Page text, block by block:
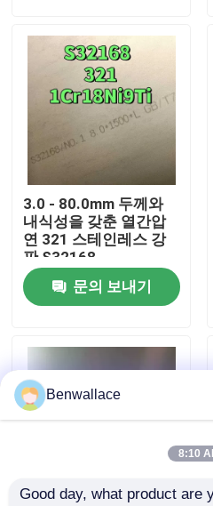
비디오
우리 에 관한 것
공장 투어
품질 관리
뉴스
인용 을 요청 하십시오
3.0 - 80.0mm 두께와
내식성을 갖춘 열간압
연 321 스테인레스 강
판 S32168
문의 보내기
Benwallace
8:10
Good day, what product are